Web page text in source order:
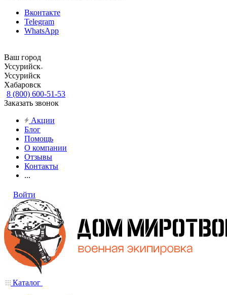
Вконтакте
Telegram
WhatsApp
Ваш город
Уссурийск
Уссурийск
Хабаровск
8 (800) 600-51-53
Заказать звонок
Акции
Блог
Помощь
О компании
Отзывы
Контакты
...
Войти
Каталог